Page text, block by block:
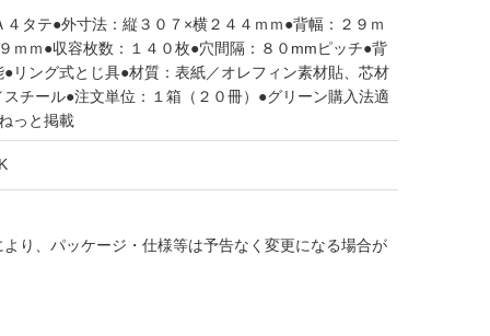
タテ●外寸法：縦３０７×横２４４ｍｍ●背幅：２９ｍ
ｍｍ●収容枚数：１４０枚●穴間隔：８０mmピッチ●背
リング式とじ具●材質：表紙／オレフィン素材貼、芯材
チール●注文単位：１箱（２０冊）●グリーン購入法適
っと掲載
り、パッケージ・仕様等は予告なく変更になる場合が